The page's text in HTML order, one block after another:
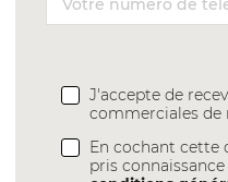
J'accepte de
commerciales de
En cochant cette
pris